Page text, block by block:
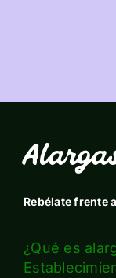
Rebélate frente
¿Qué es